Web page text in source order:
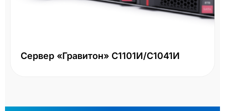
Сервер «Гравитон» С1101И/С1041И